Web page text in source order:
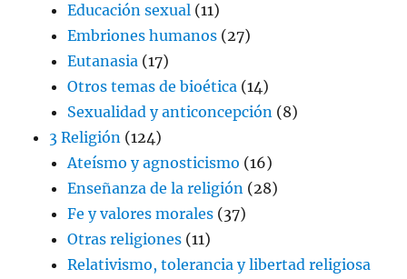
Educación sexual (11)
Embriones humanos (27)
Eutanasia (17)
Otros temas de bioética (14)
Sexualidad y anticoncepción (8)
3 Religión (124)
Ateísmo y agnosticismo (16)
Enseñanza de la religión (28)
Fe y valores morales (37)
Otras religiones (11)
Relativismo, tolerancia y libertad religiosa